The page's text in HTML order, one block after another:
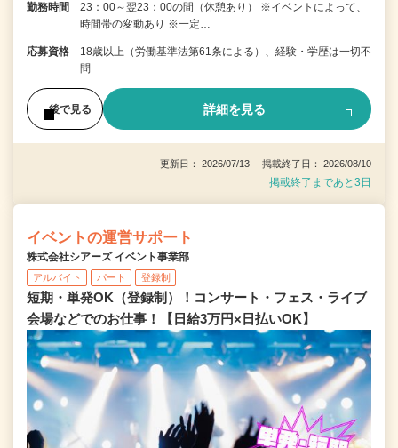
勤務時間
23：00～翌23：00の間（休憩あり） ※イベントによって、
時間帯の変動あり ※一定…
応募資格
18歳以上（労働基準法第61条による）、経験・学歴は一切不
問
後で見る 詳細を見る
更新日： 2026/07/13 掲載終了日： 2026/08/10
掲載終了まであと3日
イベントの運営サポート
株式会社シアーズ イベント事業部
アルバイト パート 登録制
短期・単発OK（登録制）！コンサート・フェス・ライブ
会場などでのお仕事！【日給3万円×日払いOK】